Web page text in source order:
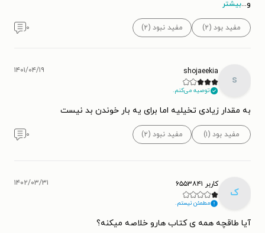
و...بیشتر
مفید بود (۲) مفید نبود (۲) ۰
s
shojaeekia
توصیه می‌کنم.
۱۴۰۱/۰۴/۱۹
به مقدار زیادی تخیلیه اما برای یه بار خوندن بد نیست
مفید بود (۱) مفید نبود (۲) ۰
ک
کاربر ۶۵۵۳۸۴۱
مطمئن نیستم.
۱۴۰۲/۰۳/۳۱
آیا طاقچه همه ی کتاب هارو خلاصه میکنه؟